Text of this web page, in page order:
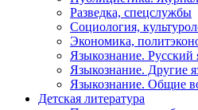
Разведка, спецслужбы
Социология,
Экономика,
Языкознание. Русский
Языкознание. Другие
Языкознание. Общие
Детская литература